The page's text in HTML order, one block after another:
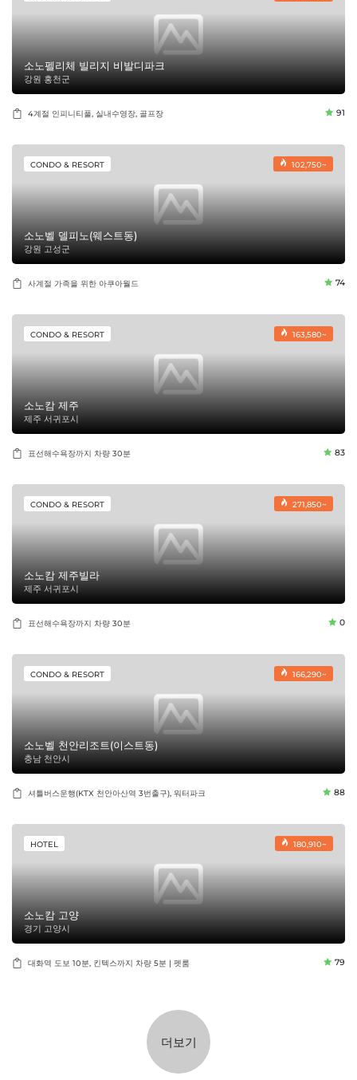
소노펠리체 빌리지 비발디파크
강원 홍천군
4계절 인피니티풀, 실내수영장, 골프장 91
102,750~
CONDO & RESORT
소노벨 델피노(웨스트동)
강원 고성군
사계절 가족을 위한 아쿠아월드 74
163,580~
CONDO & RESORT
소노캄 제주
제주 서귀포시
표선해수욕장까지 차량 30분 83
271,850~
CONDO & RESORT
소노캄 제주빌라
제주 서귀포시
표선해수욕장까지 차량 30분 0
166,290~
CONDO & RESORT
소노벨 천안리조트(이스트동)
충남 천안시
셔틀버스운행(KTX 천안아산역 3번출구), 워터파크 88
180,910~
HOTEL
소노캄 고양
경기 고양시
대화역 도보 10분, 킨텍스까지 차량 5분 | 펫룸 79
더보기